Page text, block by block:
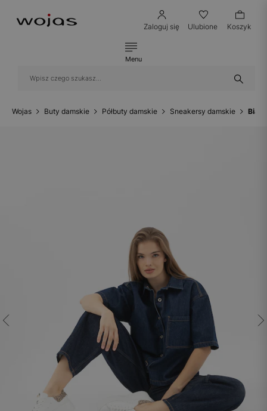
Zaloguj się Ulubione Koszyk
Menu
Wojas Buty damskie Półbuty damskie Sneakersy damskie